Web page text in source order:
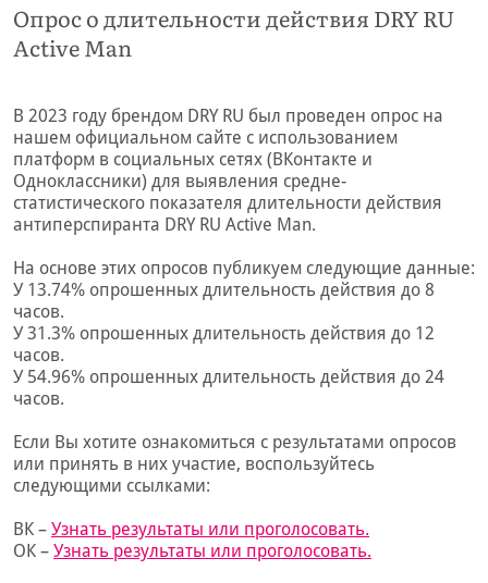
Опрос о длительности действия DRY RU
Active Man
В 2023 году брендом DRY RU был проведен опрос на
нашем официальном сайте с использованием
платформ в социальных сетях (ВКонтакте и
Одноклассники) для выявления средне-
статистического показателя длительности действия
антиперспиранта DRY RU Active Man.
На основе этих опросов публикуем следующие данные:
У 13.74% опрошенных длительность действия до 8
часов.
У 31.3% опрошенных длительность действия до 12
часов.
У 54.96% опрошенных длительность действия до 24
часов.
Если Вы хотите ознакомиться с результатами опросов
или принять в них участие, воспользуйтесь
следующими ссылками:
ВК – Узнать результаты или проголосовать.
ОК – Узнать результаты или проголосовать.